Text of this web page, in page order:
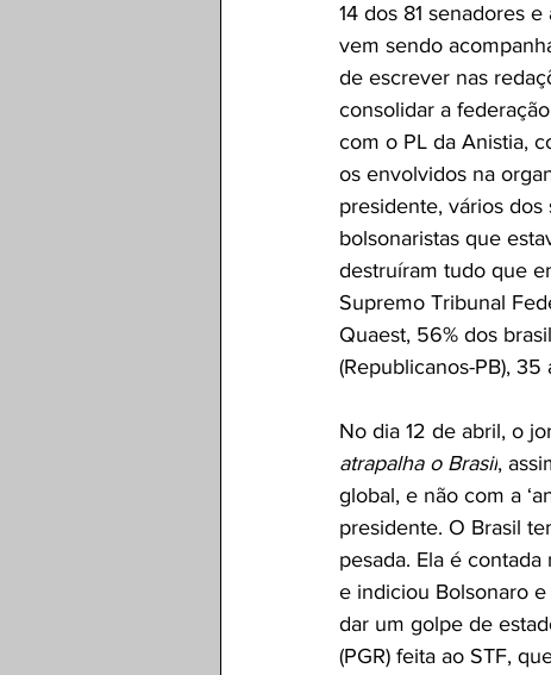
14 dos 81 senadores
vem sendo
de escrever nas
consolidar a
com o PL da Anistia,
os envolvidos na
presidente, vários
bolsonaristas que
destruíram tudo que
Supremo Tribunal
Quaest, 56% dos
(Republicanos-PB),
No dia 12 de abril, o
atrapalha o Brasil,
global, e não com a
presidente. O Brasil
pesada. Ela é
e indiciou Bolsonaro
dar um golpe de
(PGR) feita ao STF,